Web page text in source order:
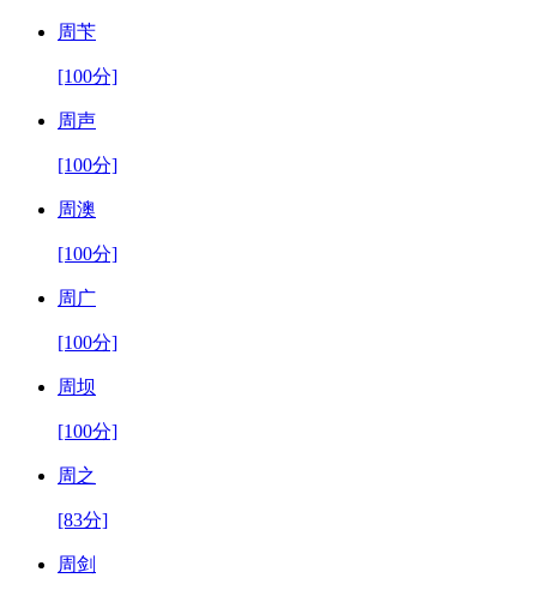
周苄
[100分]
周声
[100分]
周澳
[100分]
周广
[100分]
周坝
[100分]
周之
[83分]
周剑